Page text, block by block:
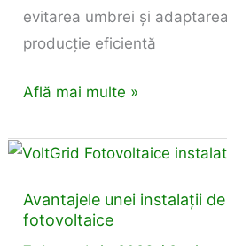
evitarea umbrei și
producție eficientă
Află mai multe »
Avantajele unei instalații
fotovoltaice
Avantajele
instalații
de